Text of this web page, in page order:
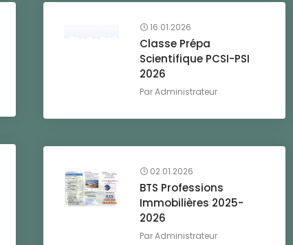
16.01.2026
Classe Prépa
Scientifique PCSI-PSI
2026
ParAdministrateur
02.01.2026
BTS Professions
Immobilières 2025-
2026
ParAdministrateur